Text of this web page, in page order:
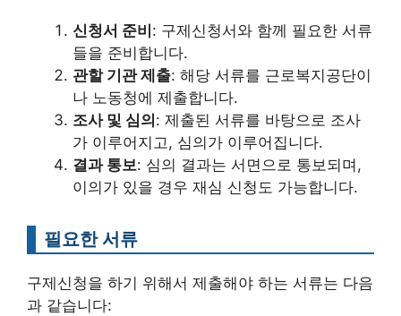
신청서 준비 : 구제신청서와 함께 필요한 서류
들을 준비합니다.
관할 기관 제출: 해당 서류를 근로복지공단이
나 노동청에 제출합니다.
조사 및 심의 : 제출된 서류를 바탕으로 조사
가 이루어지고, 심의가 이루어집니다.
결과 통보: 심의 결과는 서면으로 통보되며,
이의가 있을 경우 재심 신청도 가능합니다.
필요한 서류
구제신청을 하기 위해서 제출해야 하는 서류는 다음
과 같습니다: